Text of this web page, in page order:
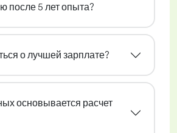
после 5 лет опыта?
о лучшей зарплате?
основывается расчет